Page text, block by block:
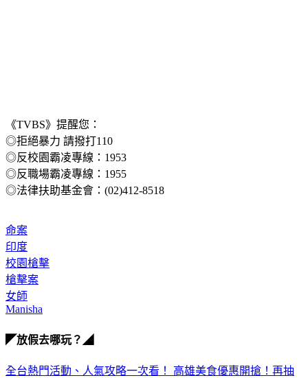
《TVBS》提醒您：
◎拒絕暴力 請撥打110
◎反校園霸凌專線：1953
◎反職場霸凌專線：1955
◎法律扶助基金會：(02)412-8518
命案
印度
校園槍擊
槍擊案
女師
Manisha
◤放假去哪玩？◢
全台熱門活動、人氣攻略一次看！ 高雄美食優惠開搶！再抽